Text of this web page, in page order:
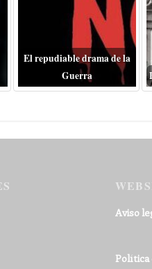
El repudiable drama de la
Guerra
Aviso
Política